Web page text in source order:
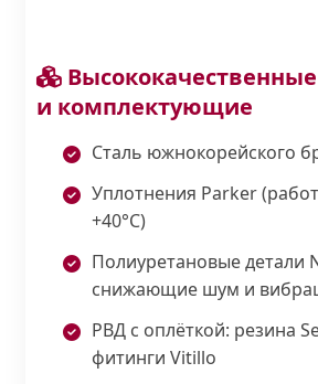
и комплектующие
Сталь южнокорейского
Уплотнения Parker
+40°С)
Полиуретановые детали
снижающие шум и
РВД с оплёткой: резина
фитинги Vitillo